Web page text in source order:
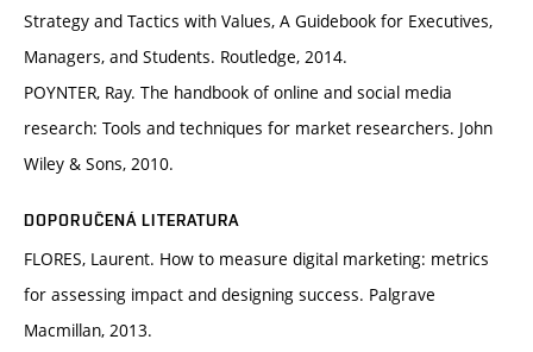
Strategy and Tactics with Values, A Guidebook for Executives,
Managers, and Students. Routledge, 2014.
POYNTER, Ray. The handbook of online and social media
research: Tools and techniques for market researchers. John
Wiley & Sons, 2010.
DOPORUČENÁ LITERATURA
FLORES, Laurent. How to measure digital marketing: metrics
for assessing impact and designing success. Palgrave
Macmillan, 2013.